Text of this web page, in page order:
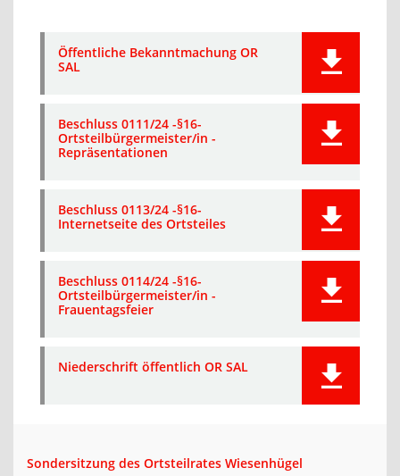
Öffentliche Bekanntmachung OR
SAL
Beschluss 0111/24 -§16-
Ortsteilbürgermeister/in -
Repräsentationen
Beschluss 0113/24 -§16-
Internetseite des Ortsteiles
Beschluss 0114/24 -§16-
Ortsteilbürgermeister/in -
Frauentagsfeier
Niederschrift öffentlich OR SAL
Sondersitzung des Ortsteilrates Wiesenhügel